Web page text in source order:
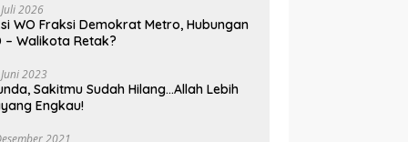
2026
WO Fraksi Demokrat Metro, Hubungan
– Walikota Retak?
2023
Sakitmu Sudah Hilang…Allah Lebih
Engkau!
2021